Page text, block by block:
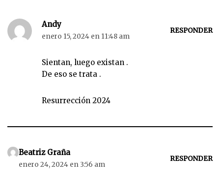
Andy
enero 15, 2024 en 11:48 am
RESPONDER
Sientan, luego existan .
De eso se trata .
Resurrección 2024
Beatriz Graña
enero 24, 2024 en 3:56 am
RESPONDER